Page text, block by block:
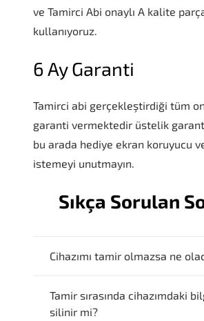
ve Tamirci Abi onaylı A kalite
kullanıyoruz.
6 Ay Garanti
Tamirci abi gerçekleştirdiği tüm
garanti vermektedir üstelik
bu arada hediye ekran koruyucu ve
istemeyi unutmayın.
Sıkça Sorulan
Cihazımı tamir olmazsa ne
Tamir sırasında cihazımdaki
silinir mi?